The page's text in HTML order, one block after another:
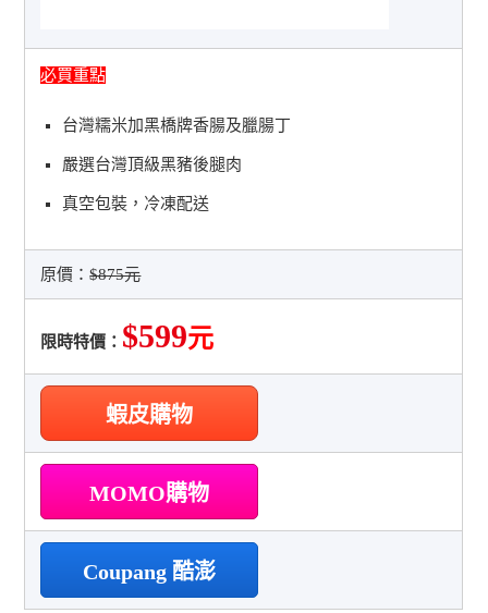
必買重點
台灣糯米加黑橋牌香腸及臘腸丁
嚴選台灣頂級黑豬後腿肉
真空包裝，冷凍配送
原價：$875元
限時特價： $599元
蝦皮購物
MOMO購物
Coupang 酷澎